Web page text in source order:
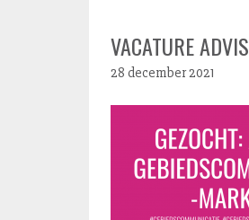
VACATURE
28 december 2021